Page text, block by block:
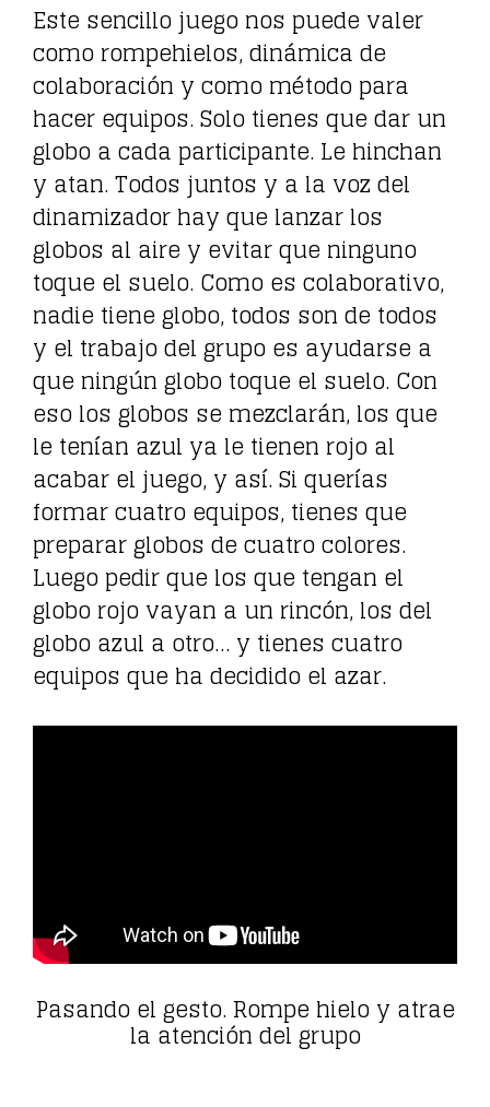
Este sencillo juego nos puede valer
como rompehielos, dinámica de
colaboración y como método para
hacer equipos. Solo tienes que dar un
globo a cada participante. Le hinchan
y atan. Todos juntos y a la voz del
dinamizador hay que lanzar los
globos al aire y evitar que ninguno
toque el suelo. Como es colaborativo,
nadie tiene globo, todos son de todos
y el trabajo del grupo es ayudarse a
que ningún globo toque el suelo. Con
eso los globos se mezclarán, los que
le tenían azul ya le tienen rojo al
acabar el juego, y así. Si querías
formar cuatro equipos, tienes que
preparar globos de cuatro colores.
Luego pedir que los que tengan el
globo rojo vayan a un rincón, los del
globo azul a otro… y tienes cuatro
equipos que ha decidido el azar.
Pasando el gesto. Rompe hielo y atrae
la atención del grupo